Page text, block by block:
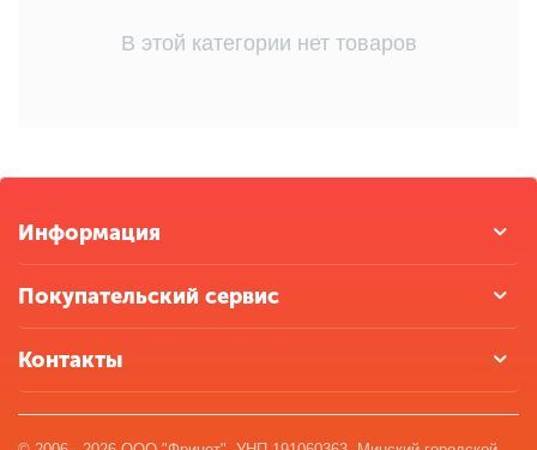
В этой категории нет товаров
Информация
Покупательский сервис
Контакты